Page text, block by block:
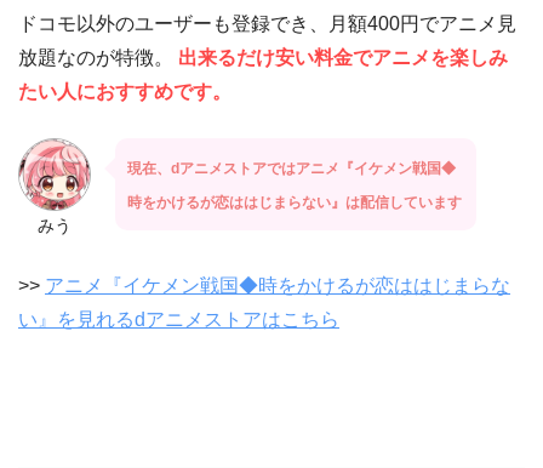
ドコモ以外のユーザーも登録でき、月額400円でアニメ見
放題なのが特徴。 出来るだけ安い料金でアニメを楽しみ
たい人におすすめです。
みう
現在、dアニメストアではアニメ『イケメン戦国◆
時をかけるが恋ははじまらない』は配信しています
>> アニメ『イケメン戦国◆時をかけるが恋ははじまらな
い』を見れるdアニメストアはこちら